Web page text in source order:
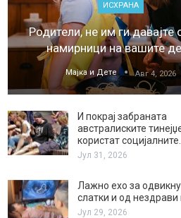
ИСХРАНА
Родители, не им ги давајте
намирници на вашите
Мајка и Дете Авг 4, 2026
И покрај забраната
австралиските
користат социјалните…
Јул 31, 2026
Лажно ехо за
слатки и од нездрави
Јул 29, 2026